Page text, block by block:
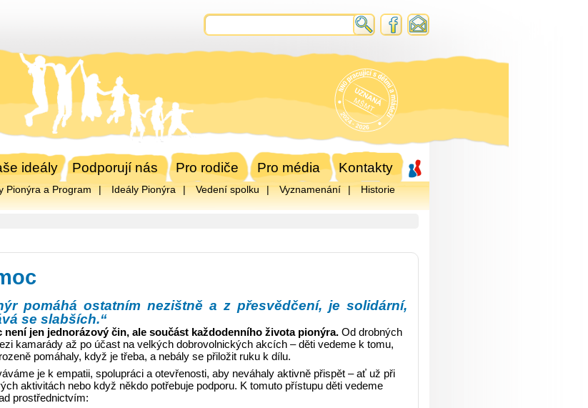
ideály Podporují nás Pro rodiče Pro média Kontakty
Pionýra a Program Ideály Pionýra Vedení spolku Vyznamenání Historie
pomáhá ostatním nezištně a z přesvědčení, je solidární,
se slabších.“
není jen jednorázový čin, ale součást každodenního života pionýra. Od drobných
kamarády až po účast na velkých dobrovolnických akcích – děti vedeme k tomu,
pomáhaly, když je třeba, a nebály se přiložit ruku k dílu.
je k empatii, spolupráci a otevřenosti, aby neváhaly aktivně přispět – ať už při
aktivitách nebo když někdo potřebuje podporu. K tomuto přístupu děti vedeme
prostřednictvím: